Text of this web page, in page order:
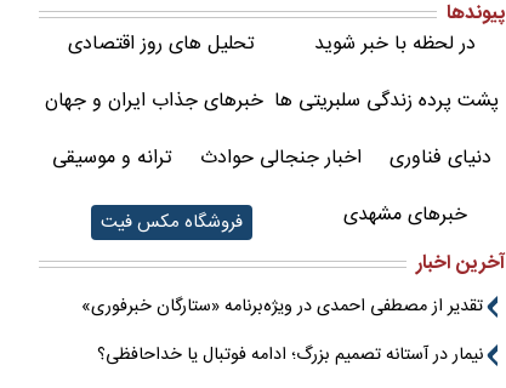
پیوندها
در لحظه با خبر شوید
تحلیل های روز اقتصادی
پشت پرده زندگی سلبریتی ها خبرهای جذاب ایران و جهان
دنیای فناوری
اخبار جنجالی حوادث
ترانه و موسیقی
خبرهای مشهدی
فروشگاه مکس فیت
آخرین اخبار
تقدیر از مصطفی احمدی در ویژه‌برنامه «ستارگان خبرفوری»
نیمار در آستانه تصمیم بزرگ؛ ادامه فوتبال یا خداحافظی؟